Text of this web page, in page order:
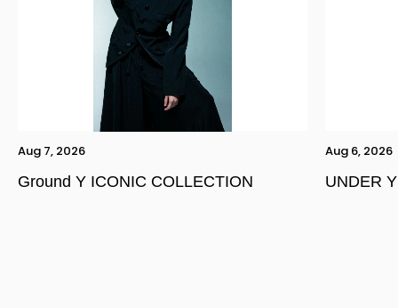
Aug 7, 2026
Ground Y ICONIC COLLECTION
Aug 6, 2026
UNDER